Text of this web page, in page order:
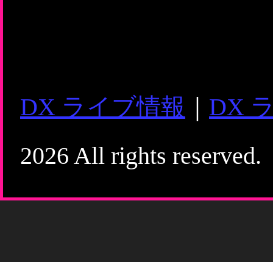
DX ライブ情報
DX
2026 All rights reserved.